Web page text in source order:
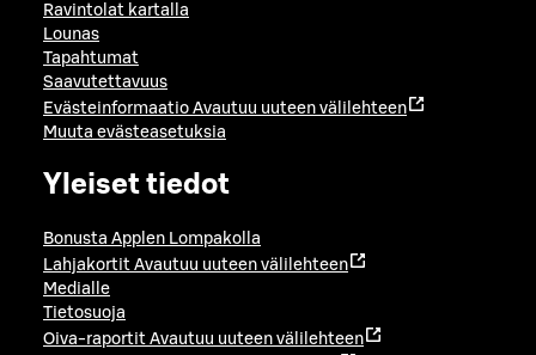
Ravintolat kartalla
Lounas
Tapahtumat
Saavutettavuus
Evästeinformaatio Avautuu uuteen välilehteen
Muuta evästeasetuksia
Yleiset tiedot
Bonusta Applen Lompakolla
Lahjakortit Avautuu uuteen välilehteen
Medialle
Tietosuoja
Oiva-raportit Avautuu uuteen välilehteen